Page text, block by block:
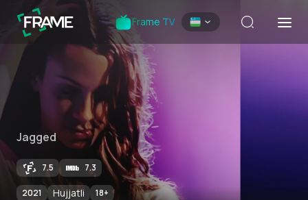
Frame TV
Jagged
7.5 7.3
2021 Hujjatli 18+